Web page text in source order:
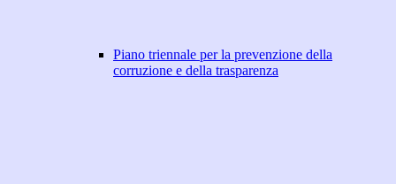
Piano triennale per la prevenzione della
corruzione e della trasparenza